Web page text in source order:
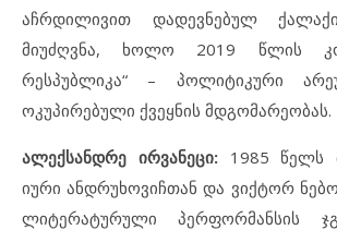
აჩრდილივით დადევნებულ
მიუძღვნა, ხოლო 2019 წლის
რესპუბლიკა“ – პოლიტიკური
ოკუპირებული ქვეყნის მდგომარეობას.
ალექსანდრე ირვანეცი:1985 წელს
იური ანდრუხოვიჩთან და ვიქტორ
ლიტერატურული პერფორმანსის